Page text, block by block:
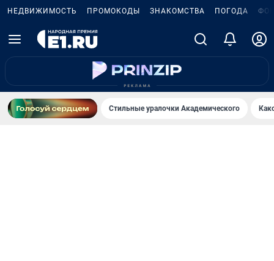
НЕДВИЖИМОСТЬ ПРОМОКОДЫ ЗНАКОМСТВА ПОГОДА
Стильные уралочки Академического